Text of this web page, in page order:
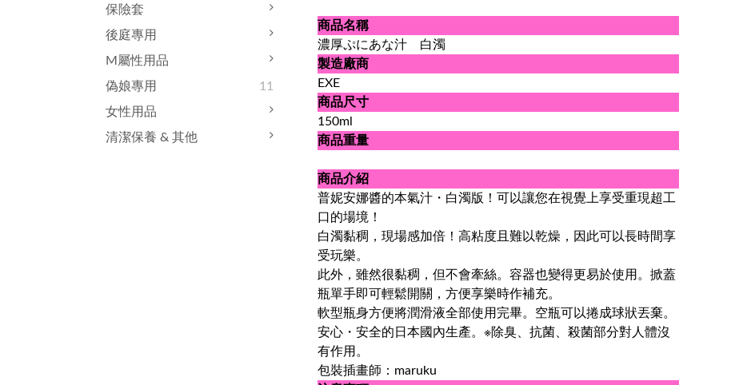
保險套
後庭專用
M屬性用品
偽娘專用
11
女性用品
清潔保養 & 其他
商品名稱
濃厚ぷにあな汁 白濁
製造廠商
EXE
商品尺寸
150ml
商品重量
商品介紹
普妮安娜醬的本氣汁・白濁版！可以讓您在視覺上享受重現超工
口的場境！
白濁黏稠，現場感加倍！高粘度且難以乾燥，因此可以長時間享
受玩樂。
此外，雖然很黏稠，但不會牽絲。 容器也變得更易於使用。掀蓋
瓶單手即可輕鬆開關，方便享樂時作補充。
軟型瓶身方便將潤滑液全部使用完畢。空瓶可以捲成球狀丟棄。
安心・安全的日本國內生產。※除臭、抗菌、殺菌部分對人體沒
有作用。
包裝插畫師：maruku